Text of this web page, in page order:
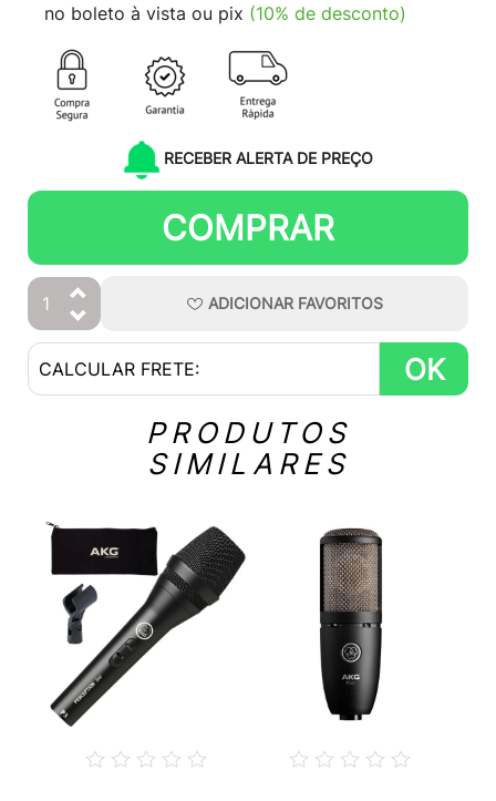
no boleto à vista ou pix (10% de desconto)
RECEBER ALERTA DE PREÇO
COMPRAR
ADICIONAR FAVORITOS
OK
PRODUTOS
SIMILARES